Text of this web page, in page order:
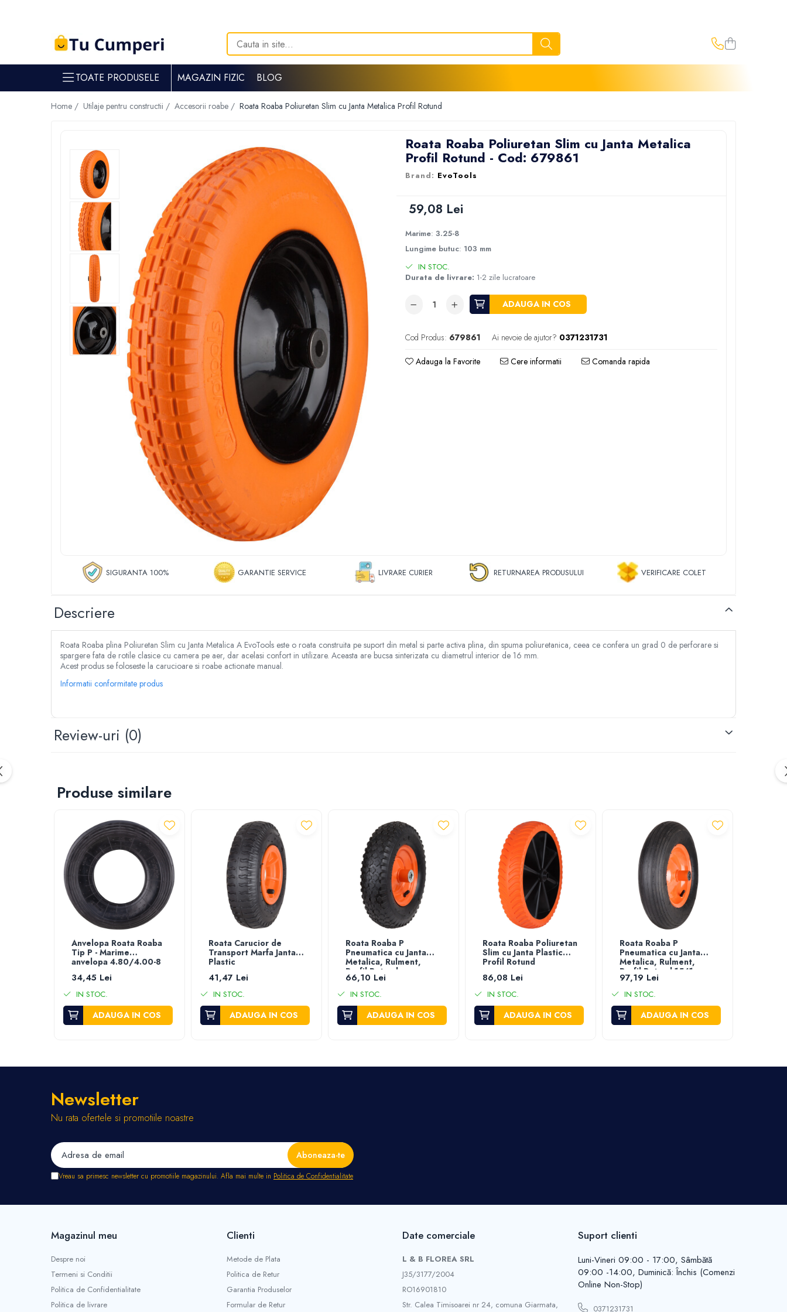
Toate Produsele
Gradina & gospodarie
Intretinere spatii verzi
Masini de tuns iarba
Foarfece electrice spatii verzi
Piese si accesorii masina de tuns iarba
Accesorii si piese motocositori
Tractorase de taiat vegetatie
Tractorase de tuns gazonul
Motocultoare si motosape
Piese de schimb motocultoare, motosape
Razatoare fructe & legume
Tocatoare furaje & siscornite
Motocoase 2 timpi
Accesorii si piese motocoase si trimmere
Tractoare si minitractoare
Accesorii pentru minitractoare
Pompe submersibile apa curata
Pompe submersibile apa murdara
Motopompe
Furtun gradina
Conectori & accesorii furtun gradina
Piese si accesorii pompe stropit
Pompe de stropit
Pompe de recirculare
Piese si accesorii hidrofor
Piese si accesorii pompe submersibile
Piese si accesorii pompe de suprafata
Piese si accesorii motopompe
Accesorii banda picurare
Accesorii tub picurare
Rezervoare colectare apa
Coase, seceri si cosoare
Furci si cultivatoare
Pene pentru despicat
TOATE PRODUSELE MAGAZIN FIZIC BLOG
Home / Utilaje pentru constructii / Accesorii roabe / Roata Roaba Poliuretan Slim cu Janta Metalica Profil Rotund
Roata Roaba Poliuretan Slim cu Janta Metalica
Profil Rotund - Cod: 679861
EvoTools
59,08 Lei
Marime: 3.25-8
Lungime butuc: 103 mm
IN STOC.
Durata de livrare: 1-2 zile lucratoare
ADAUGA IN COS
Cod Produs: 679861 Ai nevoie de ajutor? 0371231731
Adauga la Favorite Cere informatii Comanda rapida
SIGURANTA 100% GARANTIE SERVICE LIVRARE CURIER RETURNAREA PRODUSULUI VERIFICARE COLET
Descriere
Roata Roaba plina Poliuretan Slim cu Janta Metalica A EvoTools este o roata construita pe suport din metal si parte activa plina, din spuma poliuretanica, ceea ce confera un grad 0 de perforare si
spargere fata de rotile clasice cu camera pe aer, dar acelasi confort in utilizare. Aceasta are bucsa sinterizata cu diametrul interior de 16 mm.
Acest produs se foloseste la carucioare si roabe actionate manual.
Informatii conformitate produs
Review-uri (0)
Produse similare
Anvelopa Roata Roaba
Tip P - Marime
anvelopa 4.80/4.00-8
34,45 Lei
IN STOC.
ADAUGA IN COS
Roata Carucior de
Transport Marfa Janta
Plastic
41,47 Lei
IN STOC.
ADAUGA IN COS
Roata Roaba P
Pneumatica cu Janta
Metalica, Rulment,
Profil Rotund
66,10 Lei
IN STOC.
ADAUGA IN COS
Roata Roaba Poliuretan
Slim cu Janta Plastic
Profil Rotund
86,08 Lei
IN STOC.
ADAUGA IN COS
Roata Roaba P
Pneumatica cu Janta
Metalica, Rulment,
Profil Rotund 1541
97,19 Lei
IN STOC.
ADAUGA IN COS
Newsletter
Nu rata ofertele si promotiile noastre
Vreau sa primesc newsletter cu promotiile magazinului. Afla mai multe in Politica de Confidentialitate
Magazinul meu
Despre noi
Termeni si Conditii
Politica de Confidentialitate
Politica de livrare
Clienti
Metode de Plata
Politica de Retur
Garantia Produselor
Formular de Retur
Date comerciale
L & B FLOREA SRL
J35/3177/2004
RO16901810
Str. Calea Timisoarei nr 24, comuna Giarmata,
Suport clienti
Luni-Vineri 09:00 - 17:00, Sâmbătă
09:00 -14:00, Duminică: Închis (Comenzi
Online Non-Stop)
0371231731